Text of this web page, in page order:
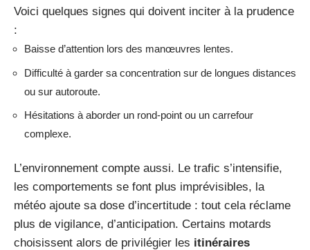
Voici quelques signes qui doivent inciter à la prudence
:
Baisse d’attention lors des manœuvres lentes.
Difficulté à garder sa concentration sur de longues distances
ou sur autoroute.
Hésitations à aborder un rond-point ou un carrefour
complexe.
L’environnement compte aussi. Le trafic s’intensifie,
les comportements se font plus imprévisibles, la
météo ajoute sa dose d’incertitude : tout cela réclame
plus de vigilance, d’anticipation. Certains motards
choisissent alors de privilégier les itinéraires